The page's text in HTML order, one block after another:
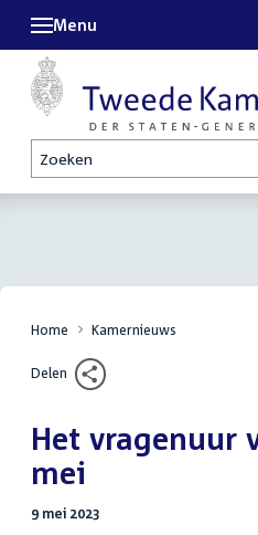
Zoeken
Menu
Home Kamernieuws
Delen
Het vragenuur
mei
9 mei 2023